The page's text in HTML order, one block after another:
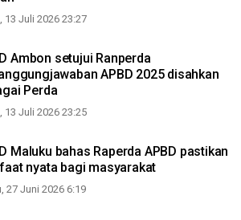
13 Juli 2026 23:27
Ambon setujui Ranperda
APBD 2025 disahkan
Perda
13 Juli 2026 23:25
Maluku bahas Raperda APBD pastikan
nyata bagi masyarakat
27 Juni 2026 6:19